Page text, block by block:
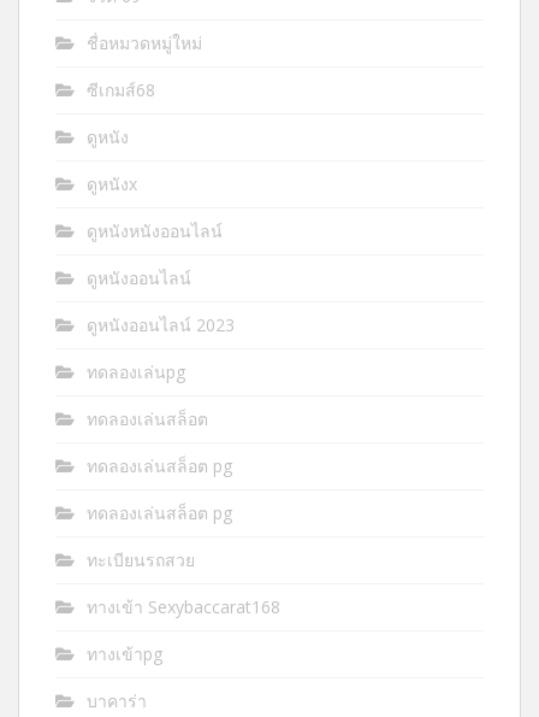
ชื่อหมวดหมู่ใหม่
ซีเกมส์68
ดูหนัง
ดูหนังx
ดูหนังหนังออนไลน์
ดูหนังออนไลน์
ดูหนังออนไลน์ 2023
ทดลองเล่นpg
ทดลองเล่นสล็อต
ทดลองเล่นสล็อต pg
ทดลองเล่นสล็อต pg
ทะเบียนรถสวย
ทางเข้า Sexybaccarat168
ทางเข้าpg
บาคาร่า